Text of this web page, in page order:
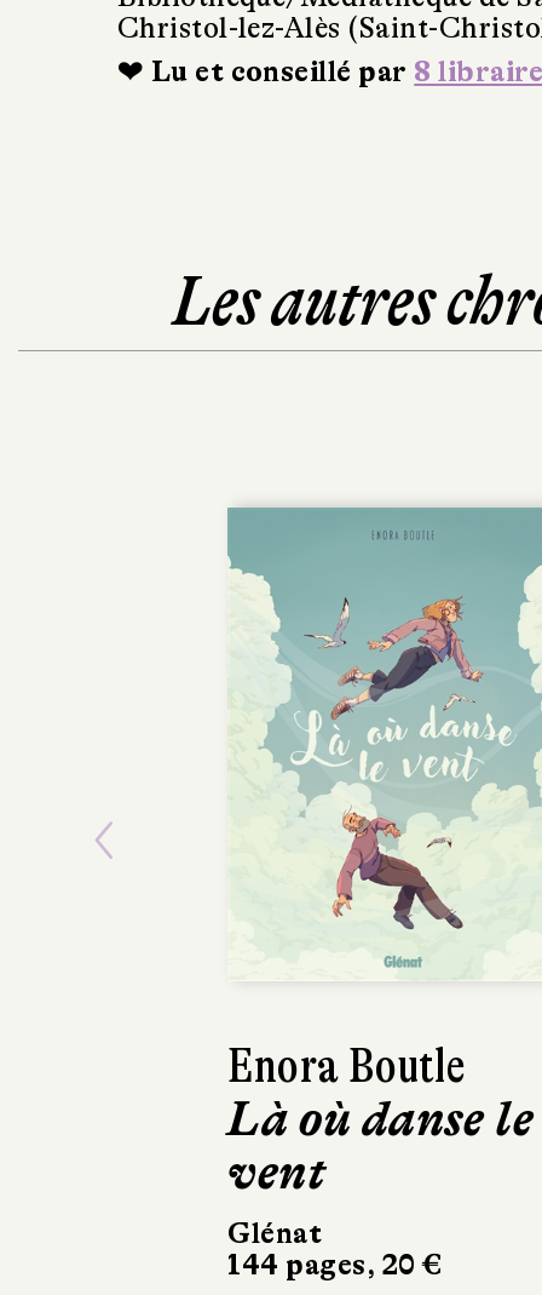
Christol-lez-Alès (Saint-
❤ Lu et conseillé par 8
Les autres
Enora Boutle
Là où danse le
vent
Glénat
144 pages, 20 €
Previous